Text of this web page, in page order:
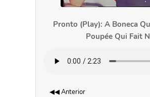
Pronto (Play): A Boneca
Poupée Qui Fait
◀◀ Anterior